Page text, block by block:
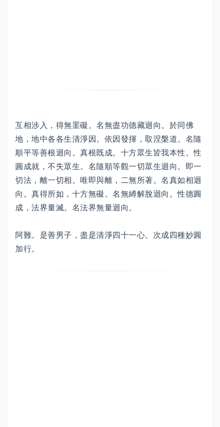
互相涉入，得無罣礙。名無盡功德藏迴向。於同佛
地，地中各各生清淨因。依因發揮，取涅槃道。名隨
順平等善根迴向。真根既成。十方眾生皆我本性。性
圓成就，不失眾生。名隨順等觀一切眾生迴向。即一
切法，離一切相。唯即與離，二無所著。名真如相迴
向。真得所如，十方無礙。名無縛解脫迴向。性德圓
成，法界量滅。名法界無量迴向。
阿難。是善男子，盡是清淨四十一心。次成四種妙圓
加行。